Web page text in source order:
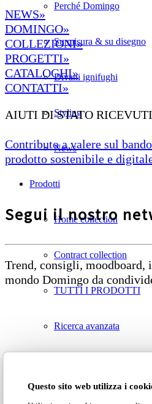
Questo sito web utilizza i
Perché Domingo
Su misura & su disegno
Divani ignifughi
Styling
News
Prodotti
Home collection
Contract collection
TUTTI I PRODOTTI
Ricerca avanzata
NEWS»
DOMINGO»
COLLEZIONI»
PROGETTI»
CATALOGHI»
CONTATTI»
AIUTI DI STATO RICEVUTI
Contributo a valere sul
prodotto sostenibile e
Segui il nostro
Trend, consigli, moodboard,
mondo Domingo da